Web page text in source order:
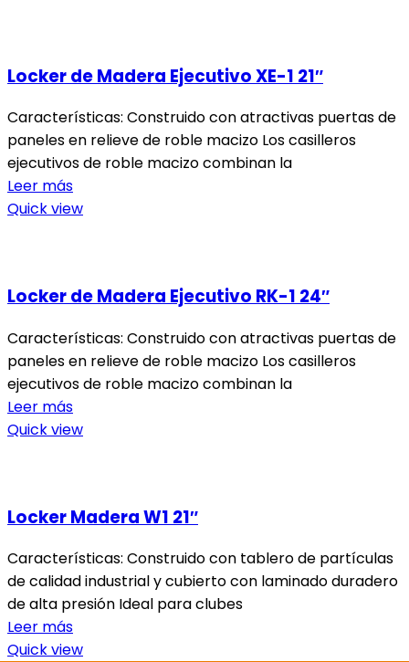
Locker de Madera Ejecutivo XE-1 21″
Características: Construido con atractivas puertas de
paneles en relieve de roble macizo Los casilleros
ejecutivos de roble macizo combinan la
Leer más
Quick view
Locker de Madera Ejecutivo RK-1 24″
Características: Construido con atractivas puertas de
paneles en relieve de roble macizo Los casilleros
ejecutivos de roble macizo combinan la
Leer más
Quick view
Locker Madera W1 21″
Características: Construido con tablero de partículas
de calidad industrial y cubierto con laminado duradero
de alta presión Ideal para clubes
Leer más
Quick view